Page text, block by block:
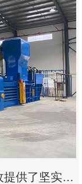
供了坚实的